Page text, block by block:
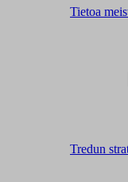
Tietoa
Tredun